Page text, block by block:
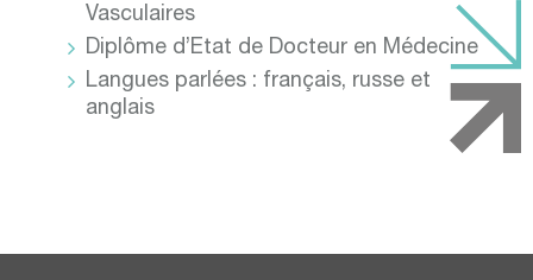
Vasculaires
Diplôme d’Etat de Docteur en Médecine
Langues parlées : français, russe et
anglais